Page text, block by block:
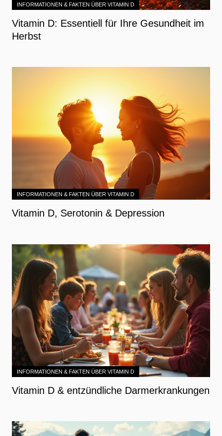
INFORMATIONEN & FAKTEN ÜBER VITAMIN D
Vitamin D: Essentiell für Ihre Gesundheit im
Herbst
INFORMATIONEN & FAKTEN ÜBER VITAMIN D
Vitamin D, Serotonin & Depression
INFORMATIONEN & FAKTEN ÜBER VITAMIN D
Vitamin D & entzündliche Darmerkrankungen